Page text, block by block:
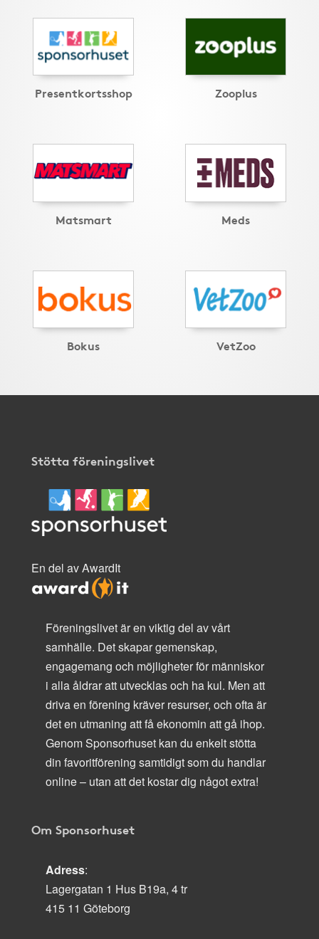
Presentkortsshop Zooplus
Matsmart Meds
Bokus VetZoo
Stötta föreningslivet
En del av AwardIt
Föreningslivet är en viktig del av vårt
samhälle. Det skapar gemenskap,
engagemang och möjligheter för människor
i alla åldrar att utvecklas och ha kul. Men att
driva en förening kräver resurser, och ofta är
det en utmaning att få ekonomin att gå ihop.
Genom Sponsorhuset kan du enkelt stötta
din favoritförening samtidigt som du handlar
online – utan att det kostar dig något extra!
Om Sponsorhuset
Adress:
Lagergatan 1 Hus B19a, 4 tr
415 11 Göteborg